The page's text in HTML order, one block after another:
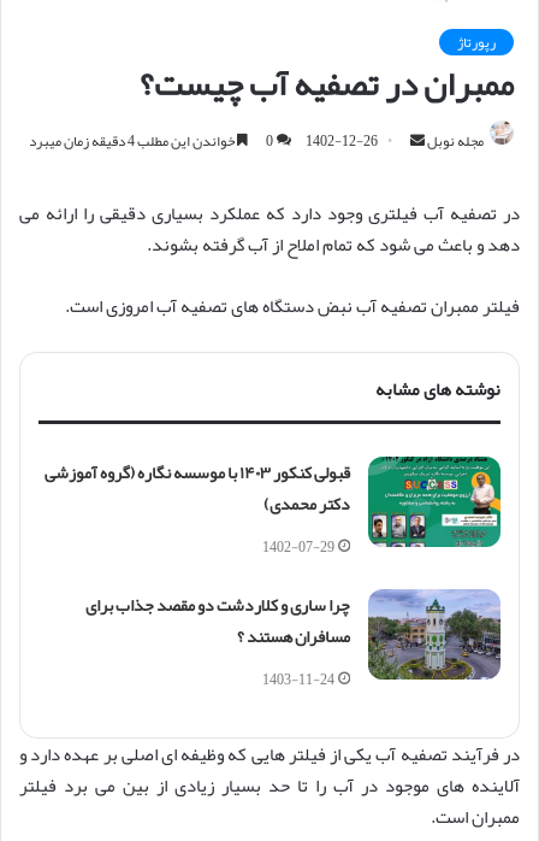
رپورتاژ
ممبران در تصفیه آب چیست؟
مجله نوبل
ا
ل
ی
ل
1402-12-26
0 خواندن این مطلب 4 دقیقه زمان میبرد
در تصفیه آب فیلتری وجود دارد که عملکرد بسیاری دقیقی را ارائه می
دهد و باعث می شود که تمام املاح از آب گرفته بشوند.
فیلتر ممبران تصفیه آب نبض دستگاه های تصفیه آب امروزی است.
نوشته های مشابه
قبولی کنکور ۱۴۰۳ با موسسه نگاره (گروه آموزشی
دکتر محمدی)
1402-07-29
چرا ساری و کلاردشت دو مقصد جذاب برای
مسافران هستند ؟
1403-11-24
در فرآیند تصفیه آب یکی از فیلتر هایی که وظیفه ای اصلی بر عهده دارد و
آلاینده های موجود در آب را تا حد بسیار زیادی از بین می برد فیلتر
ممبران است.